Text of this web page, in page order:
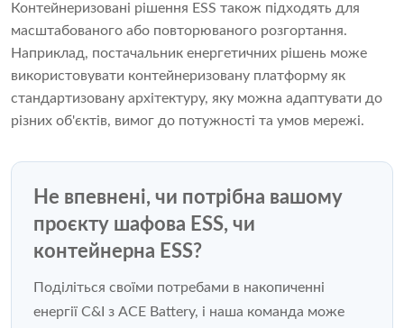
Контейнеризовані рішення ESS також підходять для
масштабованого або повторюваного розгортання.
Наприклад, постачальник енергетичних рішень може
використовувати контейнеризовану платформу як
стандартизовану архітектуру, яку можна адаптувати до
різних об'єктів, вимог до потужності та умов мережі.
Не впевнені, чи потрібна вашому
проєкту шафова ESS, чи
контейнерна ESS?
Поділіться своїми потребами в накопиченні
енергії C&I з ACE Battery, і наша команда може